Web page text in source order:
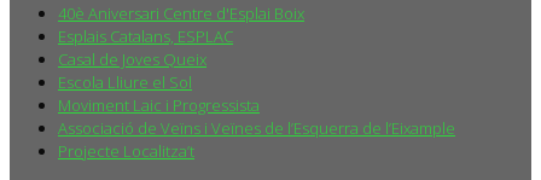
40è Aniversari Centre d'Esplai Boix
Esplais Catalans, ESPLAC
Casal de Joves Queix
Escola Lliure el Sol
Moviment Laic i Progressista
Associació de Veïns i Veïnes de l’Esquerra de l’Eixample
Projecte Localitza’t